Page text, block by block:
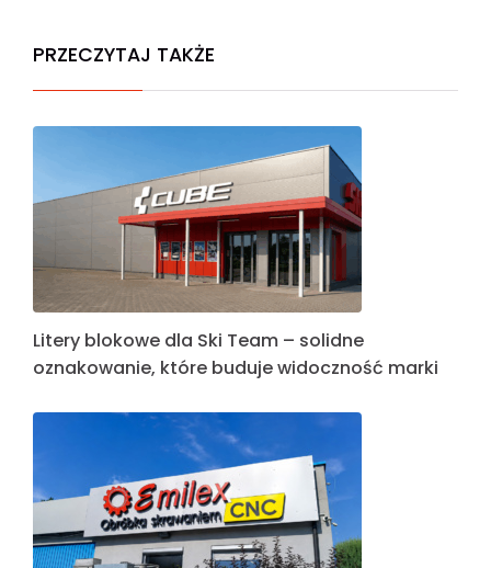
PRZECZYTAJ TAKŻE
Litery blokowe dla Ski Team – solidne
oznakowanie, które buduje widoczność marki